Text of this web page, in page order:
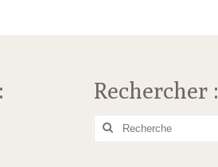
Rechercher :
Rechercher